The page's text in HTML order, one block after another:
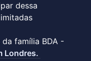
dessa
família BDA -
Londres.